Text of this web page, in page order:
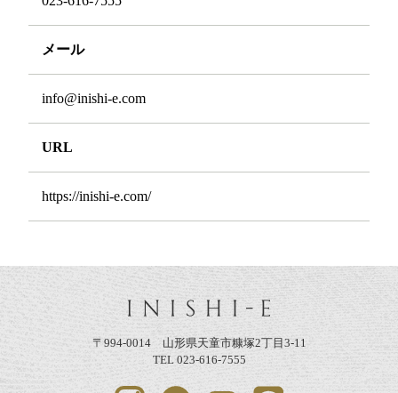
メール
info@inishi-e.com
URL
https://inishi-e.com/
〒994-0014 山形県天童市糠塚2丁目3-11
TEL 023-616-7555